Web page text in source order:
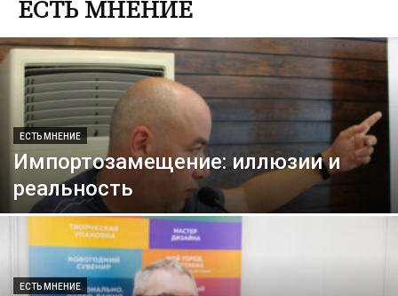
ЕСТЬ МНЕНИЕ
ЕСТЬ МНЕНИЕ
Импортозамещение: иллюзии и
реальность
ЕСТЬ МНЕНИЕ